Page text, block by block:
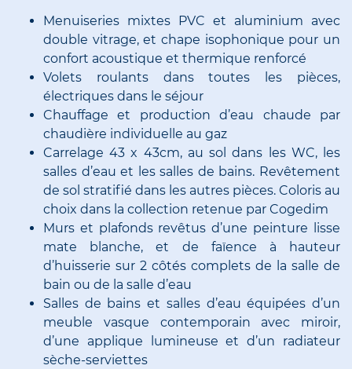
Menuiseries mixtes PVC et aluminium avec
double vitrage, et chape isophonique pour un
confort acoustique et thermique renforcé
Volets roulants dans toutes les pièces,
électriques dans le séjour
Chauffage et production d’eau chaude par
chaudière individuelle au gaz
Carrelage 43 x 43cm, au sol dans les WC, les
salles d’eau et les salles de bains. Revêtement
de sol stratifié dans les autres pièces. Coloris au
choix dans la collection retenue par Cogedim
Murs et plafonds revêtus d’une peinture lisse
mate blanche, et de faïence à hauteur
d’huisserie sur 2 côtés complets de la salle de
bain ou de la salle d’eau
Salles de bains et salles d’eau équipées d’un
meuble vasque contemporain avec miroir,
d’une applique lumineuse et d’un radiateur
sèche-serviettes